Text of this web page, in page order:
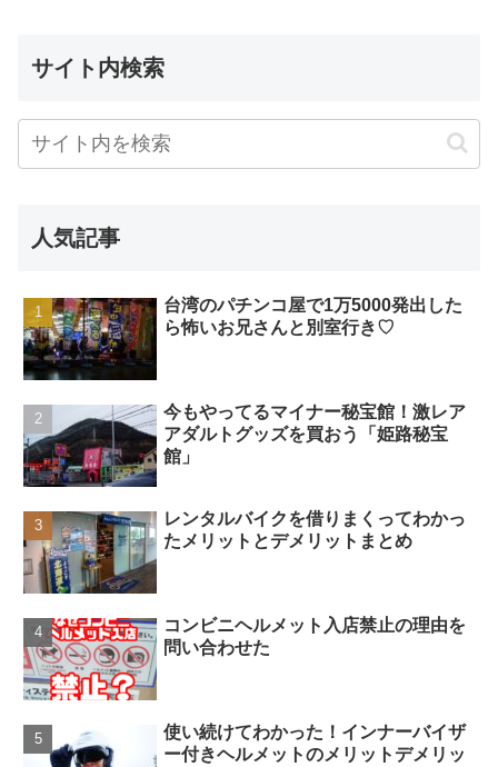
サイト内検索
人気記事
台湾のパチンコ屋で1万5000発出した
ら怖いお兄さんと別室行き♡
今もやってるマイナー秘宝館！激レア
アダルトグッズを買おう「姫路秘宝
館」
レンタルバイクを借りまくってわかっ
たメリットとデメリットまとめ
コンビニヘルメット入店禁止の理由を
問い合わせた
使い続けてわかった！インナーバイザ
ー付きヘルメットのメリットデメリッ